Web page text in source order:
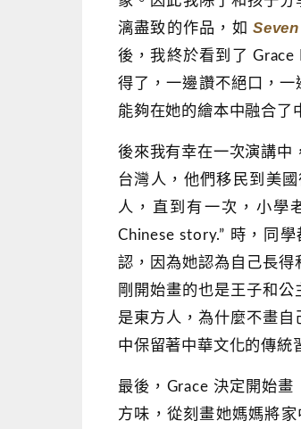
漓盡致的作品，如
後，我終於看到了
得了，一邊讚不絕口，
能夠在她的繪本中融合了
後來我有幸在一次演講中
台灣人，他們移民到美
人，直到有一次，小學
Chinese story.” 時，同
認，因為她認為自己長得
剛開始畫的也是王子和
是東方人，為什麼不畫
中保留著中華文化的傳統
最後，Grace 決定開始
方味，從刻畫她媽媽將